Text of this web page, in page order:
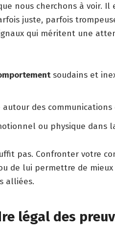
nous cherchons à voir.
juste, parfois
qui méritent une
soudains et
des
ou physique dans
pas. Confronter votre
de lui permettre de
alliées.
légal des